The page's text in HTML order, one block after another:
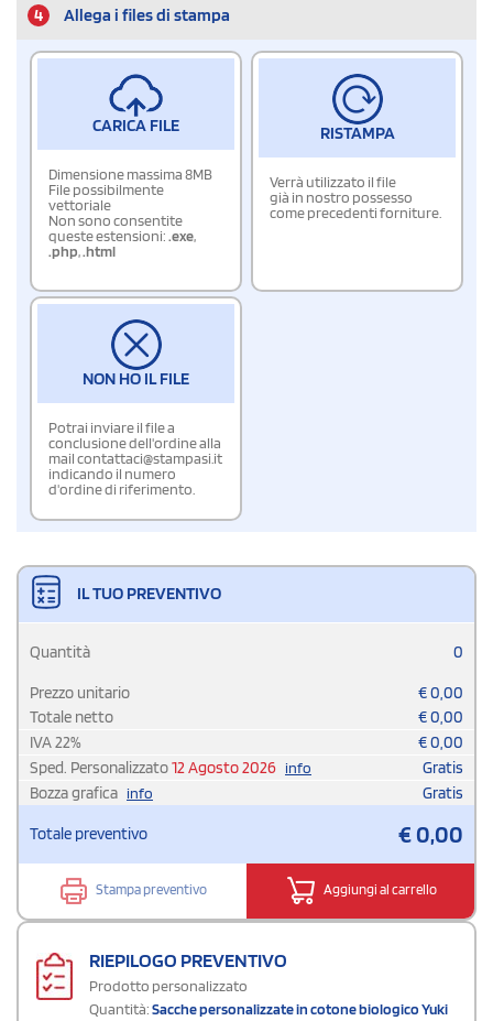
4 Allega i files di stampa
CARICA FILE
Dimensione massima 8MB
File possibilmente
vettoriale
Non sono consentite
queste estensioni:.exe,
.php,.html
RISTAMPA
Verrà utilizzato il file
già in nostro possesso
come precedenti forniture.
NON HO IL FILE
Potrai inviare il file a
conclusione dell'ordine alla
mail contattaci@stampasi.it
indicando il numero
d'ordine di riferimento.
IL TUO PREVENTIVO
Quantità 0
Prezzo unitario €0,00
Totale netto
€0,00
IVA22% €0,00
Sped. Personalizzato12 Agosto 2026 info
Gratis
Bozza grafica info Gratis
Totale preventivo €0,00
Stampa preventivo Aggiungi al carrello
RIEPILOGO PREVENTIVO
Prodotto personalizzato
Quantità:Sacche personalizzate in cotone biologico Yuki